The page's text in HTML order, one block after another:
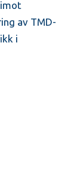
av TMD-
i